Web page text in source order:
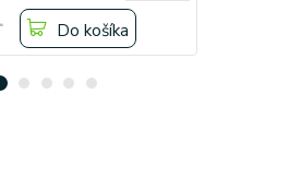
Do košíka